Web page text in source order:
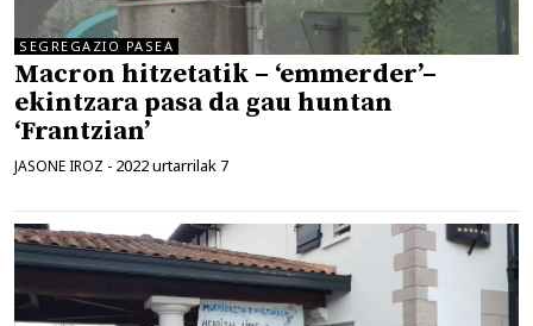
SEGREGAZIO PASEA
Macron hitzetatik – ‘emmerder’–
ekintzara pasa da gau huntan
‘Frantzian’
JASONE IROZ - 2022 urtarrilak 7